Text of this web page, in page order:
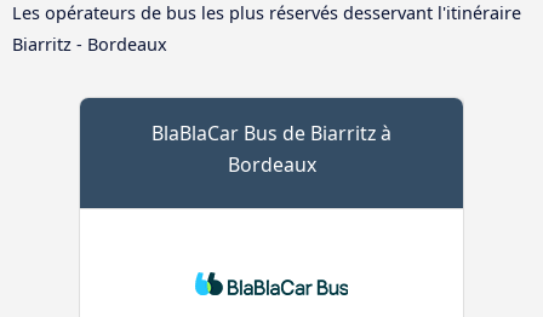
Les opérateurs de bus les plus réservés desservant l'itinéraire
Biarritz - Bordeaux
BlaBlaCar Bus de Biarritz à
Bordeaux